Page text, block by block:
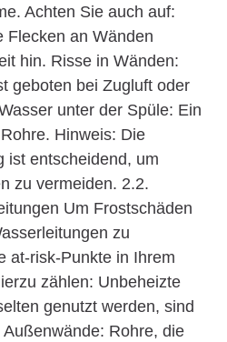
Achten Sie auch auf:
Flecken an Wänden
hin. Risse in Wänden:
geboten bei Zugluft oder
unter der Spüle: Ein
Hinweis: Die
ist entscheidend, um
zu vermeiden. 2.2.
Um Frostschäden
zu
at-risk-Punkte in Ihrem
zählen: Unbeheizte
genutzt werden, sind
Rohre, die